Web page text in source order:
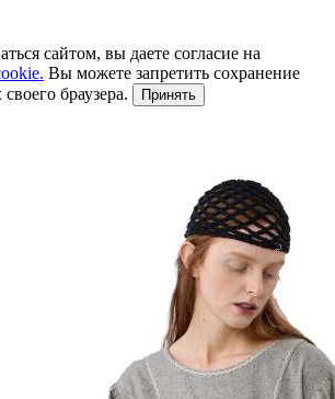
сайтом, вы даете согласие на
Вы можете запретить сохранение
браузера.
Принять